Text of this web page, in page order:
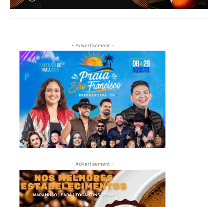
- Advertisement -
- Advertisement -